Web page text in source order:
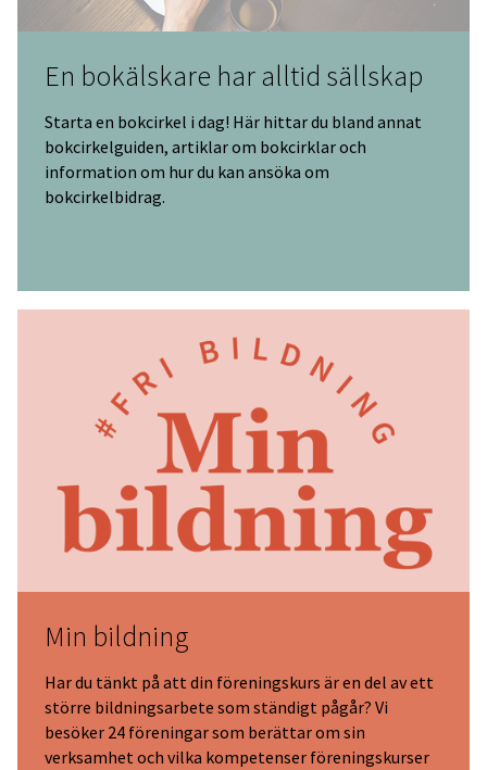
En bokälskare har alltid sällskap
Starta en bokcirkel i dag! Här hittar du bland annat
bokcirkelguiden, artiklar om bokcirklar och
information om hur du kan ansöka om
bokcirkelbidrag.
Min bildning
Har du tänkt på att din föreningskurs är en del av ett
större bildningsarbete som ständigt pågår? Vi
besöker 24 föreningar som berättar om sin
verksamhet och vilka kompetenser föreningskurser